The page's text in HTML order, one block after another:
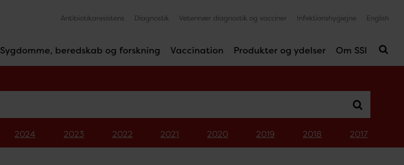
Sygdomme, beredskab og forskning Vaccination Produkter og ydelser Om SSI
Antibiotikaresistens Diagnostik Veterinær diagnostik og vacciner Infektionshygiejne English
2024 2023 2022 2021 2020 2019 2018 2017